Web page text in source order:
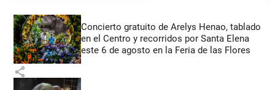
Concierto gratuito de Arelys Henao, tablado
en el Centro y recorridos por Santa Elena
este 6 de agosto en la Feria de las Flores
share